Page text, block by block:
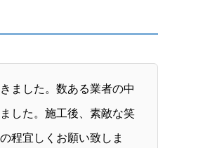
ました。数ある業者の中
した。施工後、素敵な笑
程宜しくお願い致しま